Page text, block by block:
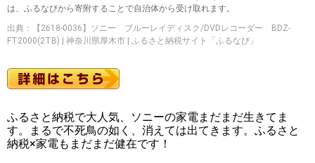
は、ふるなびから寄附することで自治体から受け取れます。
出典：【2618-0036】ソニー ブルーレイディスク/DVDレコーダー BDZ-
FT2000(2TB) | 神奈川県厚木市 | ふるさと納税サイト「ふるなび」
ふるさと納税で大人気、ソニーの家電まだまだ生きてま
す。まるで不死鳥の如く、消えては出てきます。ふるさと
納税×家電もまだまだ健在です！